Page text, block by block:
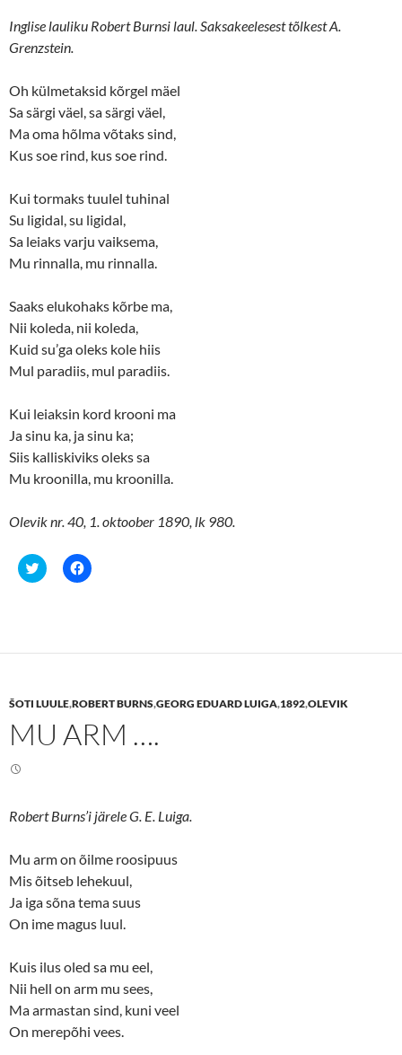
Inglise lauliku Robert Burnsi laul. Saksakeelesest tõlkest A.
Grenzstein.
Oh külmetaksid kõrgel mäel
Sa särgi väel, sa särgi väel,
Ma oma hõlma võtaks sind,
Kus soe rind, kus soe rind.
Kui tormaks tuulel tuhinal
Su ligidal, su ligidal,
Sa leiaks varju vaiksema,
Mu rinnalla, mu rinnalla.
Saaks elukohaks kõrbe ma,
Nii koleda, nii koleda,
Kuid su’ga oleks kole hiis
Mul paradiis, mul paradiis.
Kui leiaksin kord krooni ma
Ja sinu ka, ja sinu ka;
Siis kalliskiviks oleks sa
Mu kroonilla, mu kroonilla.
Olevik nr. 40, 1. oktoober 1890, lk 980.
C
l
h
o
w
(
O
n
s
i
n
w
n
d
o
w
)
C
l
h
o
F
a
k
(
e
n
s
n
e
i
n
d
o
w
)
ŠOTI LUULE,ROBERT BURNS,GEORG EDUARD LUIGA,1892,OLEVIK
MU ARM ….
Robert Burns’i järele G. E. Luiga.
Mu arm on õilme roosipuus
Mis õitseb lehekuul,
Ja iga sõna tema suus
On ime magus luul.
Kuis ilus oled sa mu eel,
Nii hell on arm mu sees,
Ma armastan sind, kuni veel
On merepõhi vees.